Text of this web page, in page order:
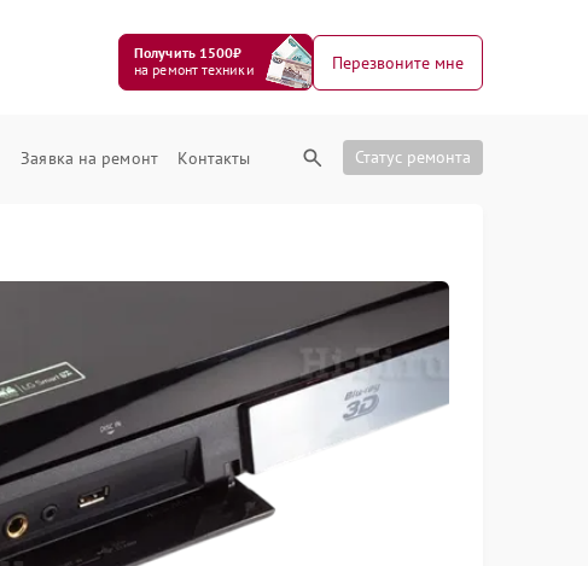
Получить 1500₽
на ремонт техники
Перезвоните мне
Заявка на ремонт Контакты Статус ремонта